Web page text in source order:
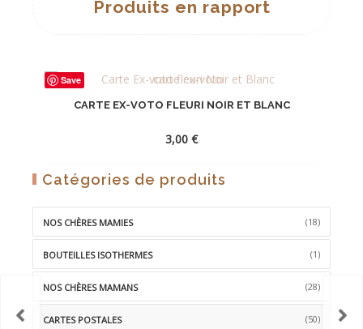
Produits en rapport
Save
CARTE EX-VOTO FLEURI NOIR ET BLANC
3,00 €
À
LA
Catégories de produits
NOS CHÈRES MAMIES (18)
BOUTEILLES ISOTHERMES (1)
NOS CHÈRES MAMANS (28)
CARTES POSTALES (50)